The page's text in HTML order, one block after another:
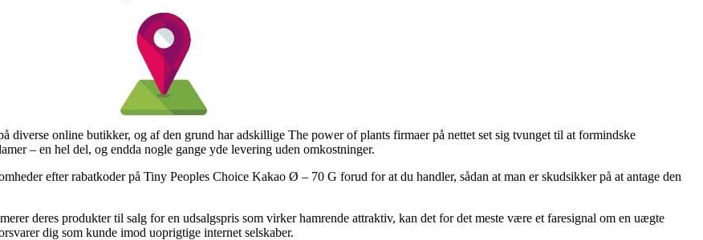
diverse online butikker, og af den grund har adskillige The power of plants firmaer på nettet set sig tvunget til at formindske
– en hel del, og endda nogle gange yde levering uden omkostninger.
efter rabatkoder på Tiny Peoples Choice Kakao Ø – 70 G forud for at du handler, sådan at man er skudsikker på at antage den
deres produkter til salg for en udsalgspris som virker hamrende attraktiv, kan det for det meste være et faresignal om en uægte
dig som kunde imod uoprigtige internet selskaber.